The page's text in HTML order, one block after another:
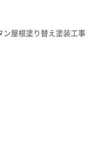
ン屋根塗り替え塗装工事